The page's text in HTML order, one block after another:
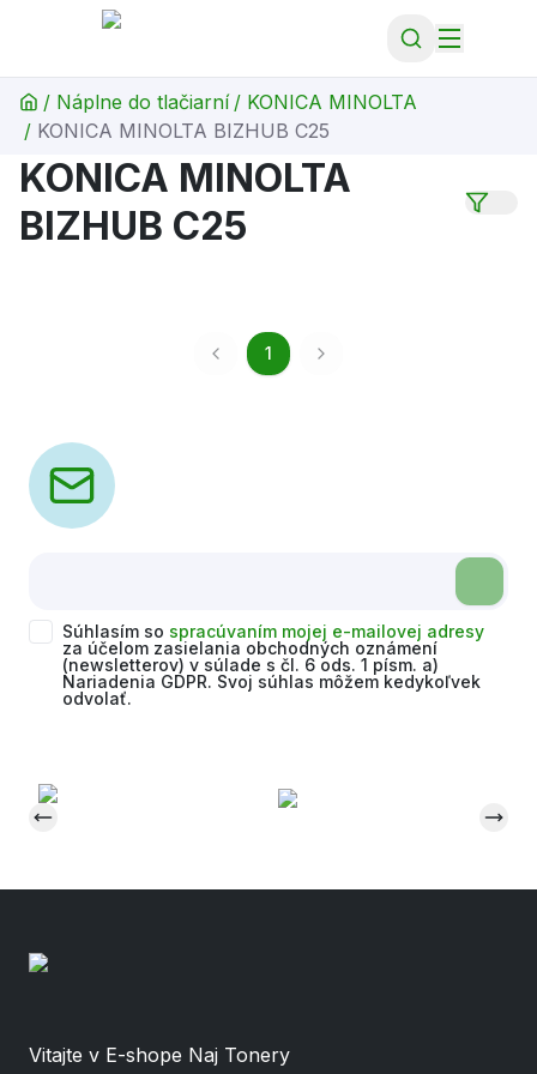
/ Náplne do tlačiarní / KONICA MINOLTA
/ KONICA MINOLTA BIZHUB C25
KONICA MINOLTA
BIZHUB C25
1
Súhlasím so spracúvaním mojej e-mailovej adresy
za účelom zasielania obchodných oznámení
(newsletterov) v súlade s čl. 6 ods. 1 písm. a)
Nariadenia GDPR. Svoj súhlas môžem kedykoľvek
odvolať.
Vitajte v E-shope Naj Tonery